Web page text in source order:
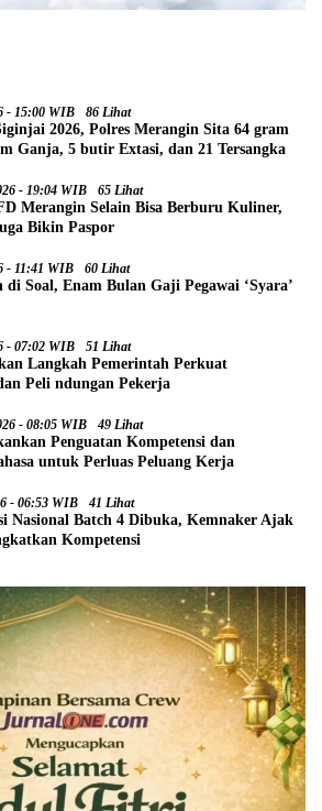
- 15:00 WIB 86 Lihat
2026, Polres Merangin Sita 64 gram
Ganja, 5 butir Extasi, dan 21 Tersangka
- 19:04 WIB 65 Lihat
Merangin Selain Bisa Berburu Kuliner,
Bikin Paspor
- 11:41 WIB 60 Lihat
di Soal, Enam Bulan Gaji Pegawai ‘Syara’
- 07:02 WIB 51 Lihat
Langkah Pemerintah Perkuat
Peli ndungan Pekerja
- 08:05 WIB 49 Lihat
Penguatan Kompetensi dan
untuk Perluas Peluang Kerja
- 06:53 WIB 41 Lihat
Nasional Batch 4 Dibuka, Kemnaker Ajak
Kompetensi